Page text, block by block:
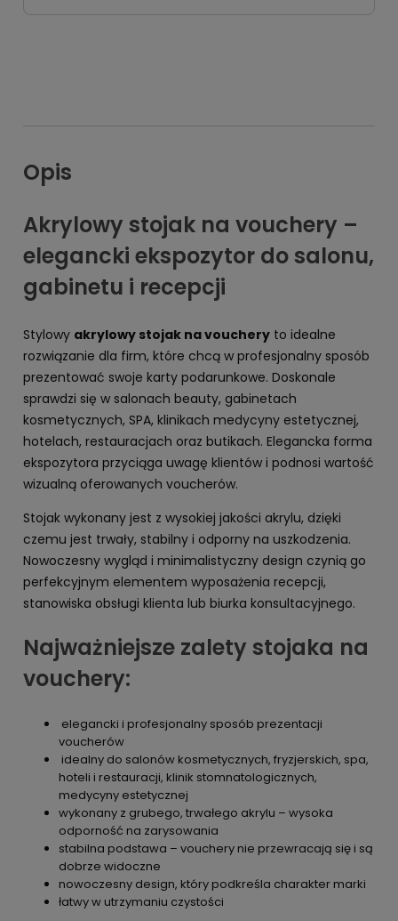
Opis
Akrylowy stojak na vouchery –
elegancki ekspozytor do salonu,
gabinetu i recepcji
Stylowy akrylowy stojak na vouchery to idealne
rozwiązanie dla firm, które chcą w profesjonalny sposób
prezentować swoje karty podarunkowe. Doskonale
sprawdzi się w salonach beauty, gabinetach
kosmetycznych, SPA, klinikach medycyny estetycznej,
hotelach, restauracjach oraz butikach. Elegancka forma
ekspozytora przyciąga uwagę klientów i podnosi wartość
wizualną oferowanych voucherów.
Stojak wykonany jest z wysokiej jakości akrylu, dzięki
czemu jest trwały, stabilny i odporny na uszkodzenia.
Nowoczesny wygląd i minimalistyczny design czynią go
perfekcyjnym elementem wyposażenia recepcji,
stanowiska obsługi klienta lub biurka konsultacyjnego.
Najważniejsze zalety stojaka na
vouchery:
elegancki i profesjonalny sposób prezentacji
voucherów
idealny do salonów kosmetycznych, fryzjerskich, spa,
hoteli i restauracji, klinik stomnatologicznych,
medycyny estetycznej
wykonany z grubego, trwałego akrylu – wysoka
odporność na zarysowania
stabilna podstawa – vouchery nie przewracają się i są
dobrze widoczne
nowoczesny design, który podkreśla charakter marki
łatwy w utrzymaniu czystości